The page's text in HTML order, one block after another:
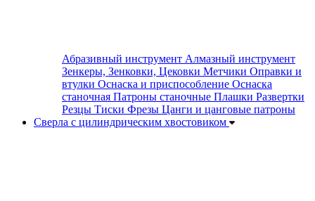
Абразивный инструмент Алмазный инструмент
Зенкеры, Зенковки, Цековки Метчики Оправки и
втулки Оснаска и приспособление Оснаска
станочная Патроны станочные Плашки Развертки
Резцы Тиски Фрезы Цанги и цанговые патроны
Сверла с цилиндрическим хвостовиком